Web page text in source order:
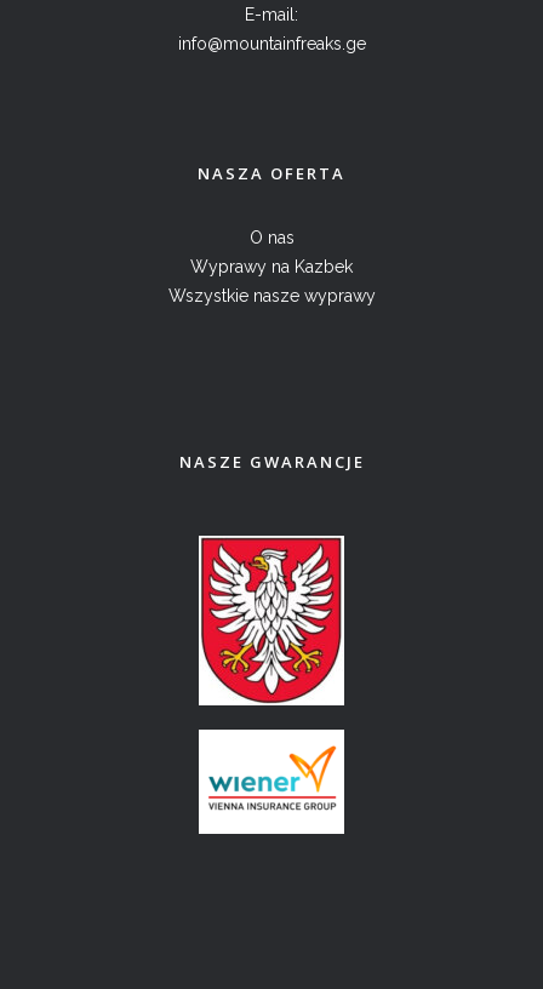
E-mail:
info@mountainfreaks.ge
NASZA OFERTA
O nas
Wyprawy na Kazbek
Wszystkie nasze wyprawy
NASZE GWARANCJE